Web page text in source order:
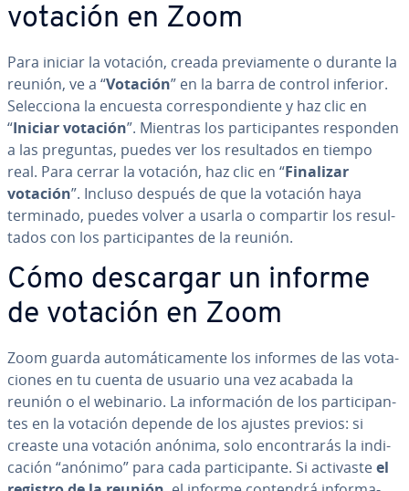
votación en Zoom
Para iniciar la votación, creada pre­via­me­n­te o durante la
reunión, ve a “Votación” en la barra de control inferior.
Se­le­c­cio­na la encuesta co­rre­s­po­n­die­n­te y haz clic en
“Iniciar votación”. Mientras los pa­r­ti­ci­pa­n­tes responden
a las preguntas, puedes ver los re­su­l­ta­dos en tiempo
real. Para cerrar la votación, haz clic en “Finalizar
votación”. Incluso después de que la votación haya
terminado, puedes volver a usarla o compartir los re­su­l­
ta­dos con los pa­r­ti­ci­pa­n­tes de la reunión.
Cómo descargar un informe
de votación en Zoom
Zoom guarda au­to­má­ti­ca­me­n­te los informes de las vo­ta­
cio­nes en tu cuenta de usuario una vez acabada la
reunión o el webinario. La in­fo­r­ma­ción de los pa­r­ti­ci­pa­n­
tes en la votación depende de los ajustes previos: si
creaste una votación anónima, solo en­co­n­tra­rás la in­di­
ca­ción “anónimo” para cada pa­r­ti­ci­pa­n­te. Si activasteel